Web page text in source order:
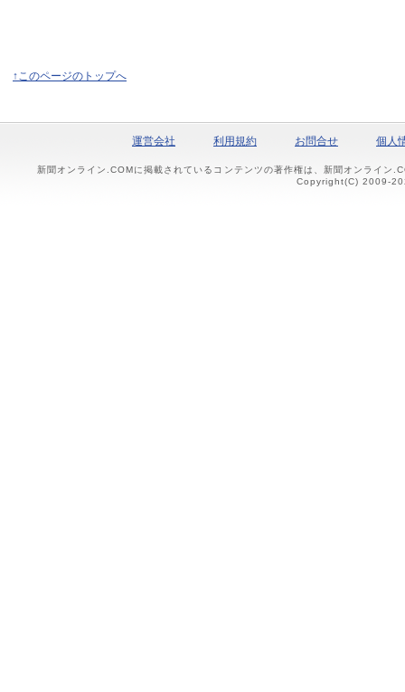
↑このページのトップへ
運営会社 利用規約 お問合せ 個人
新聞オンライン.COMに掲載されているコンテンツの著作権は、新聞オンライン
Copyright(C) 2009-